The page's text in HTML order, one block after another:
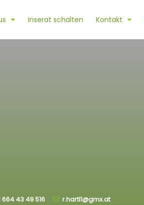
Inserat schalten Kontakt
43 49 516 r.hartl1@gmx.at